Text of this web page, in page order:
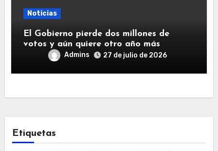
Noticias
El Gobierno pierde dos millones de
votos y aún quiere otro año más
Admins 27 de julio de 2026
Etiquetas